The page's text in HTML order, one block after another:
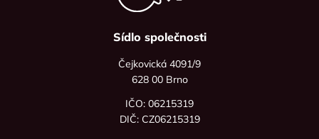
Sídlo společnosti
Čejkovická 4091/9
628 00 Brno
IČO: 06215319
DIČ: CZ06215319